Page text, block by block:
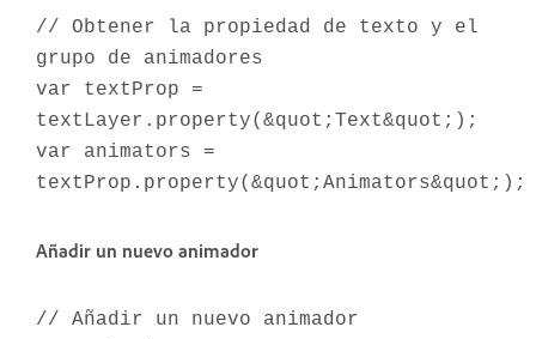
// Obtener la propiedad de texto y el
grupo de animadores
var textProp =
textLayer.property(&quot;Text&quot;);
var animators =
textProp.property(&quot;Animators&quot;);
Añadir un nuevo animador
// Añadir un nuevo animador